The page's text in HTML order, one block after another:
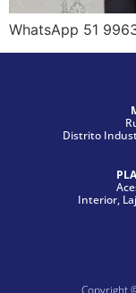
WhatsApp 51
Distrito
Interior,